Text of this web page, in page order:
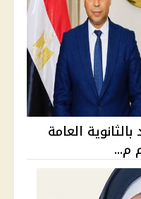
في 3 مواد بالثانوية العامة
م...